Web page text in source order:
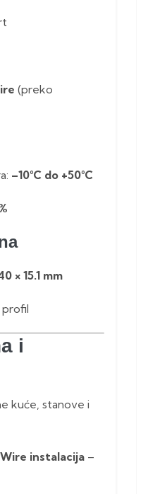
(preko
–10°C do +50°C
× 15.1 mm
i
kuće, stanove i
instalacija –